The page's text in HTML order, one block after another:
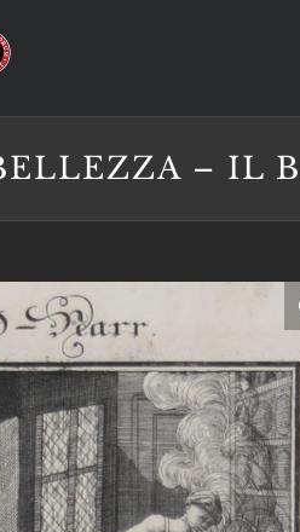
– IL